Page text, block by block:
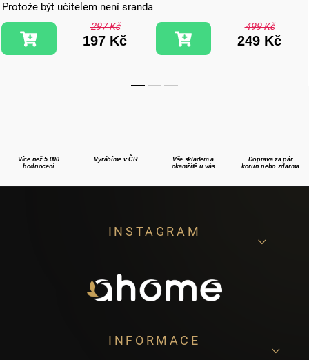
Protože být učitelem není sranda
297 Kč
197 Kč
499 Kč
249 Kč
Více než 5.000
hodnocení
Vyrábíme v ČR
Vše skladem a
okamžitě u vás
Doprava za pár
korun nebo zdarma
INSTAGRAM
INFORMACE